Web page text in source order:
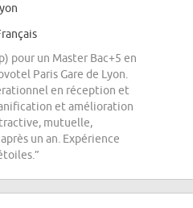
pour un Master Bac+5 en
Paris Gare de Lyon.
en réception et
et amélioration
mutuelle,
un an. Expérience